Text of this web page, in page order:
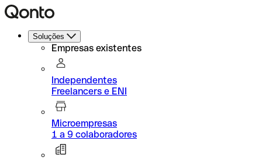
Soluções
Empresas existentes
Independentes
Freelancers e ENI
Microempresas
1 a 9 colaboradores